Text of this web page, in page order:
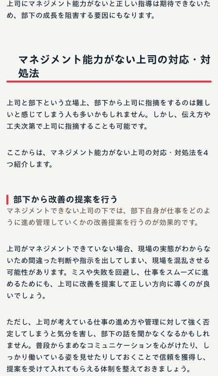
上司にマネジメント能力がないと正しい指導は期待できないた
め、部下の成長を阻害する要因にもなります。
マネジメント能力がない上司の対応・対
処法
上司と部下という立場上、部下から上司に指摘をするのは難し
いと感じてしまう人も多いかもしれません。しかし、伝え方や
工夫次第で上司に指摘することも可能です。
ここからは、マネジメント能力がない上司の対応・対処法を4
つ紹介します。
部下から改善の提案を行う
マネジメントできない上司の下では、部下自身が仕事をどのよ
うに進め管理していくかの改善提案を行うのが効果的です。
上司がマネジメントできていない場合、現場の実態がわからな
いため間違った判断や指示を出してしまい、現場を混乱させる
可能性があります。ミスや失敗を回避し、仕事をスムーズに進
めるためにも、上司に改善を提案して正しい方向に導くのが良
いでしょう。
ただし、上司が考えている仕事の進め方や管理に対して強く否
定してしまうと気分を害し、部下の話を聞かなくなるかもしれ
ません。普段からまめなコミュニケーションを心がけたり、し
っかり働いている姿を見せたりしておくことで信頼を獲得し、
提案を受けて入れてもらえる体制を整えておきましょう。